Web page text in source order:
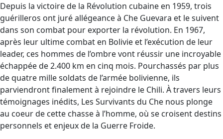
Depuis la victoire de la Révolution cubaine en 1959, trois
guérilleros ont juré allégeance à Che Guevara et le suivent
dans son combat pour exporter la révolution. En 1967,
après leur ultime combat en Bolivie et l’exécution de leur
leader, ces hommes de l’ombre vont réussir une incroyable
échappée de 2.400 km en cinq mois. Pourchassés par plus
de quatre mille soldats de l’armée bolivienne, ils
parviendront finalement à rejoindre le Chili. À travers leurs
témoignages inédits, Les Survivants du Che nous plonge
au coeur de cette chasse à l’homme, où se croisent destins
personnels et enjeux de la Guerre Froide.